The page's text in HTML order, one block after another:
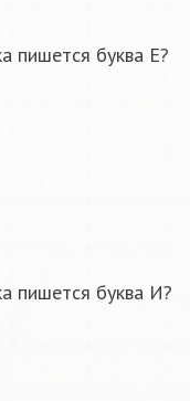
пишется буква Е?
пишется буква И?